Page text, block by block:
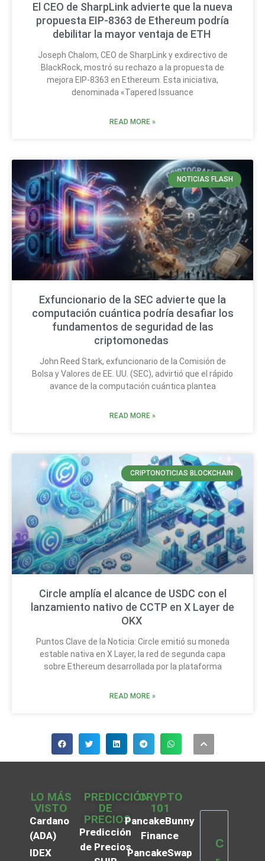
El CEO de SharpLink advierte que la nueva
propuesta EIP-8363 de Ethereum podría
debilitar la mayor ventaja de ETH
Joseph Chalom, CEO de SharpLink y exdirectivo de
BlackRock, mostró su rechazo a la propuesta de
mejora EIP-8363 en Ethereum. Esta iniciativa,
denominada «Tapered Issuance
READ MORE »
NOTICIAS FLASH
Exfuncionario de la SEC advierte que la
computación cuántica podría desafiar los
fundamentos de seguridad de las
criptomonedas
John Reed Stark, exfuncionario de la Comisión de
Bolsa y Valores de EE. UU. (SEC), advirtió que el rápido
avance de la computación cuántica plantea
READ MORE »
CRIPTONOTICIAS BLOCKCHAIN
Circle amplía el alcance de USDC con el
lanzamiento nativo de CCTP en X Layer de
OKX
Puntos Clave de la Noticia: Circle emitió su moneda
estable nativa en X Layer, la red de segunda capa
sobre Ethereum desarrollada por la plataforma
READ MORE »
LO MÁS
VISTO
Cardano
(ADA)
IDEX
PREDICCIÓN
DE
PRECIOS
Predicción
de Precios
CRYPTO
101
PancakeBunny
Finance
PancakeSwap
C